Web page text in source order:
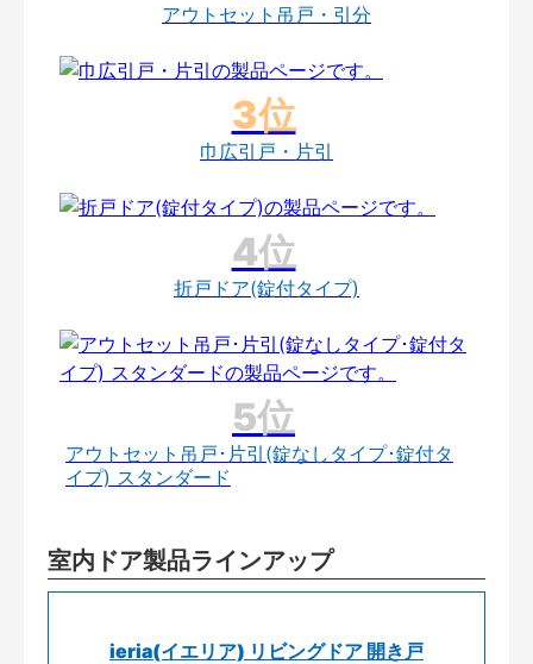
アウトセット吊戸・引分
巾広引戸・片引
折戸ドア(錠付タイプ)
アウトセット吊戸･片引(錠なしタイプ･錠付タ
イプ) スタンダード
室内ドア製品ラインアップ
ieria(イエリア) リビングドア 開き戸